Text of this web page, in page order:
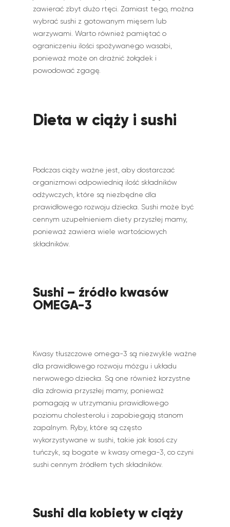
zawierać zbyt dużo rtęci. Zamiast tego, można
wybrać sushi z gotowanym mięsem lub
warzywami. Warto również pamiętać o
ograniczeniu ilości spożywanego wasabi,
ponieważ może on drażnić żołądek i
powodować zgagę.
Dieta w ciąży i sushi
Podczas ciąży ważne jest, aby dostarczać
organizmowi odpowiednią ilość składników
odżywczych, które są niezbędne dla
prawidłowego rozwoju dziecka. Sushi może być
cennym uzupełnieniem diety przyszłej mamy,
ponieważ zawiera wiele wartościowych
składników.
Sushi – źródło kwasów
OMEGA-3
Kwasy tłuszczowe omega-3 są niezwykle ważne
dla prawidłowego rozwoju mózgu i układu
nerwowego dziecka. Są one również korzystne
dla zdrowia przyszłej mamy, ponieważ
pomagają w utrzymaniu prawidłowego
poziomu cholesterolu i zapobiegają stanom
zapalnym. Ryby, które są często
wykorzystywane w sushi, takie jak łosoś czy
tuńczyk, są bogate w kwasy omega-3, co czyni
sushi cennym źródłem tych składników.
Sushi dla kobiety w ciąży